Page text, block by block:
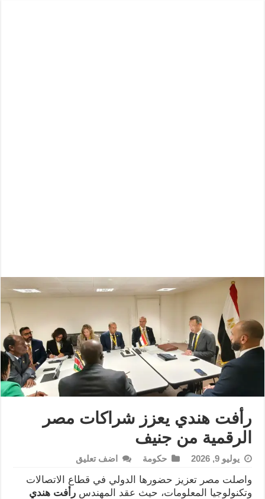
رأفت هندي يعزز شراكات مصر
الرقمية من جنيف
يوليو 9, 2026 حكومة اضف تعليق
واصلت مصر تعزيز حضورها الدولي في قطاع الاتصالات
وتكنولوجيا المعلومات، حيث عقد المهندس رأفت هندي